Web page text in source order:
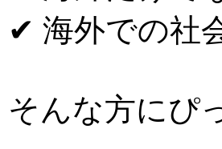
✔ 海外での社
そんな方にぴ